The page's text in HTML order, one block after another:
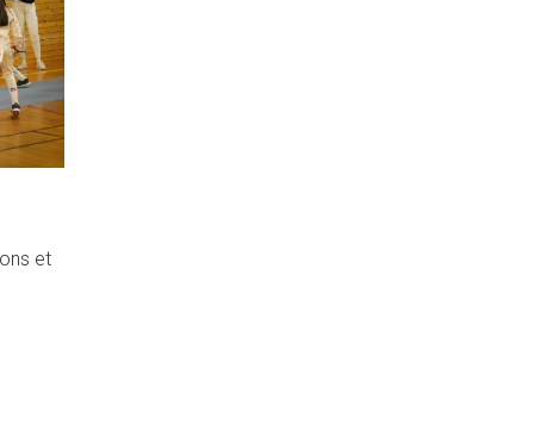
et